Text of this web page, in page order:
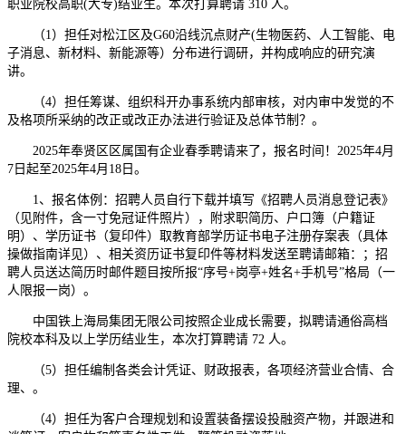
职业院校高职(大专)结业生。本次打算聘请 310 人。
（1）担任对松江区及G60沿线沉点财产(生物医药、人工智能、电
子消息、新材料、新能源等）分布进行调研，并构成响应的研究演
讲。
（4）担任筹谋、组织科开办事系统内部审核，对内审中发觉的不
及格项所采纳的改正或改正办法进行验证及总体节制？。
2025年奉贤区区属国有企业春季聘请来了，报名时间！2025年4月
7日起至2025年4月18日。
1、报名体例：招聘人员自行下载并填写《招聘人员消息登记表》
（见附件，含一寸免冠证件照片），附求职简历、户口簿（户籍证
明）、学历证书（复印件）取教育部学历证书电子注册存案表（具体
操做指南详见）、相关资历证书复印件等材料发送至聘请邮箱：；招
聘人员送达简历时邮件题目按所报“序号+岗亭+姓名+手机号”格局（一
人限报一岗）。
中国铁上海局集团无限公司按照企业成长需要，拟聘请通俗高档
院校本科及以上学历结业生，本次打算聘请 72 人。
（5）担任编制各类会计凭证、财政报表，各项经济营业合情、合
理、。
（4）担任为客户合理规划和设置装备摆设投融资产物，并跟进和